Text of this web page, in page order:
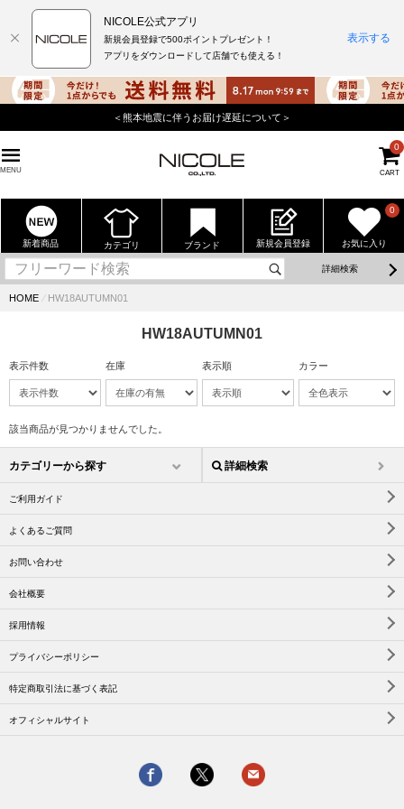
＜熊本地震に伴うお届け遅延について＞
MENU CART
0
新着商品 カテゴリ ブランド 新規会員登録 お気に入り
0
詳細検索
HOME ⁄ HW18AUTUMN01
HW18AUTUMN01
表示件数 在庫 表示順 カラー
該当商品が見つかりませんでした。
カテゴリーから探す 詳細検索
ご利用ガイド
よくあるご質問
お問い合わせ
会社概要
採用情報
プライバシーポリシー
特定商取引法に基づく表記
オフィシャルサイト
NICOLE公式アプリ
新規会員登録で500ポイントプレゼント！
アプリをダウンロードして店舗でも使える！
表示する